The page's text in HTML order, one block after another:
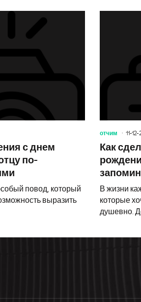
с днем
по-
повод, который
выразить
отчим 11-
Как
В жизни
которые
душевно.